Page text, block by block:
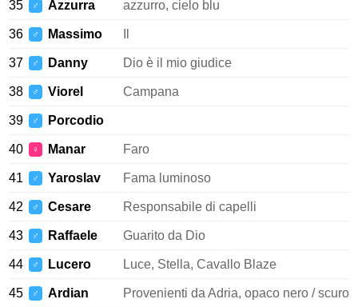
35 ♂ Azzurra azzurro, cielo blu
36 ♂ Massimo
37 ♂ Danny Dio è il mio giudice
38 ♂ Viorel Campana
39 ♂ Porcodio
40 ♀ Manar Faro
41 ♂ Yaroslav Fama luminoso
42 ♂ Cesare Responsabile di capelli
43 ♂ Raffaele Guarito da Dio
44 ♂ Lucero Luce, Stella, Cavallo Blaze
45 ♂ Ardian Provenienti da Adria, opaco nero / scuro